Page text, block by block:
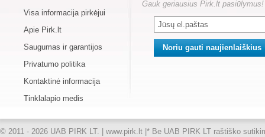
Visa informacija pirkėjui
Apie Pirk.lt
Saugumas ir garantijos
Privatumo politika
Kontaktinė informacija
Tinklalapio medis
Gauk geriausius Pirk.lt pasiūlymus!
© 2011 - 2026 UAB PIRK LT. | www.pirk.lt | * Be UAB PIRK LT raštiško